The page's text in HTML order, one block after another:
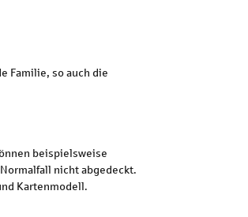
Familie, so auch die
beispielsweise
nicht abgedeckt.
Kartenmodell.